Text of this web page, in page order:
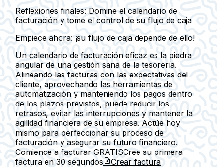
Reflexiones finales: Domine el calendario de
facturación y tome el control de su flujo de caja
Empiece ahora: ¡su flujo de caja depende de ello!
Un calendario de facturación eficaz es la piedra
angular de una gestión sana de la tesorería.
Alineando las facturas con las expectativas del
cliente, aprovechando las herramientas de
automatización y manteniendo los pagos dentro
de los plazos previstos, puede reducir los
retrasos, evitar las interrupciones y mantener la
agilidad financiera de su empresa. Actúe hoy
mismo para perfeccionar su proceso de
facturación y asegurar su futuro financiero.
Comience a facturar GRATISCree su primera
factura en 30 segundos Crear factura